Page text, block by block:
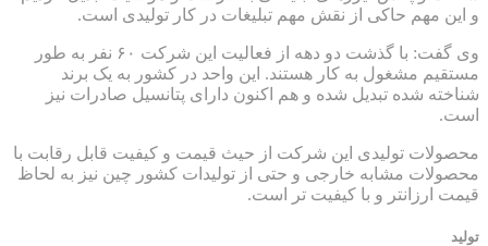
و این مهم حاکی از نقش مهم تبلیغات در کار تولیدی است.
وی گفت: با گذشت دو دهه از فعالیت این شرکت ۶۰ نفر به طور
مستقیم مشغول به کار هستند. این واحد در کشور به یک برند
شناخته شده تبدیل شده و هم اکنون دارای پتانسیل صادرات نیز
است.
محصولات تولیدی این شرکت از حیث قیمت و کیفیت قابل رقابت با
محصولات مشابه خارجی و حتی از تولیدات کشور چین نیز به لحاظ
قیمت ارزانتر و با کیفیت تر است.
تولید